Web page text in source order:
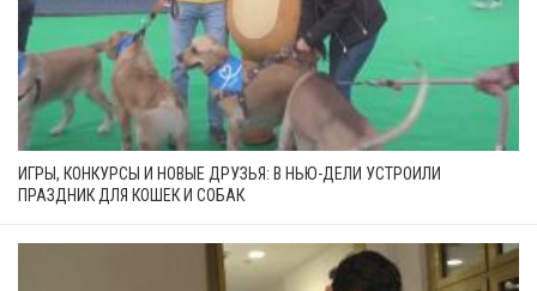
ИГРЫ, КОНКУРСЫ И НОВЫЕ ДРУЗЬЯ: В НЬЮ-ДЕЛИ УСТРОИЛИ
ПРАЗДНИК ДЛЯ КОШЕК И СОБАК